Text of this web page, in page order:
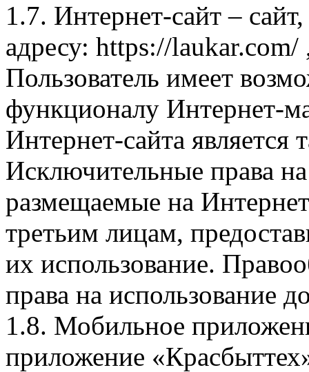
1.7. Интернет-сайт –
адресу: https://laukar.com/
Пользователь имеет
функционалу Интернет-
Интернет-сайта
Исключительные права
размещаемые на
третьим лицам,
их использование.
права на использование
1.8. Мобильное
приложение